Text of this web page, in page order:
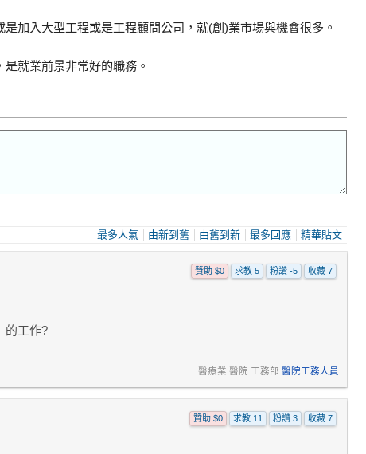
加入大型工程或是工程顧問公司，就(創)業市場與機會很多。
就業前景非常好的職務。
最多人氣 由新到舊 由舊到新 最多回應 精華貼文
贊助 $0 求教 5 粉讚 -5 收藏 7
的工作?
醫療業 醫院 工務部 醫院工務人員
贊助 $0 求教 11 粉讚 3 收藏 7